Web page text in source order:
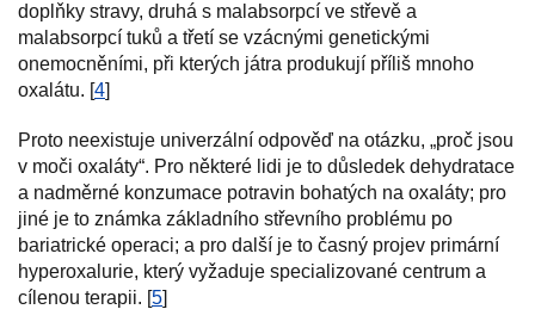
doplňky stravy, druhá s malabsorpcí ve střevě a
malabsorpcí tuků a třetí se vzácnými genetickými
onemocněními, při kterých játra produkují příliš mnoho
oxalátu. [4]
Proto neexistuje univerzální odpověď na otázku, „proč jsou
v moči oxaláty“. Pro některé lidi je to důsledek dehydratace
a nadměrné konzumace potravin bohatých na oxaláty; pro
jiné je to známka základního střevního problému po
bariatrické operaci; a pro další je to časný projev primární
hyperoxalurie, který vyžaduje specializované centrum a
cílenou terapii. [5]